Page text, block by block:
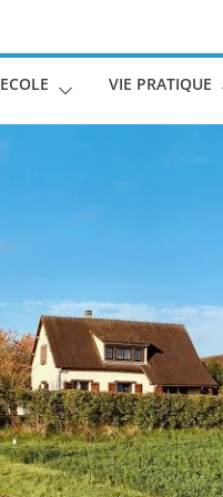
ECOLE VIE PRATIQUE